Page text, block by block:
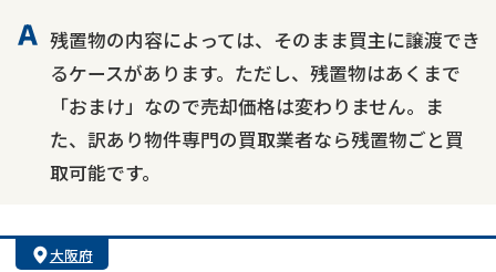
残置物の内容によっては、そのまま買主に譲渡でき
るケースがあります。ただし、残置物はあくまで
「おまけ」なので売却価格は変わりません。ま
た、訳あり物件専門の買取業者なら残置物ごと買
取可能です。
大阪府